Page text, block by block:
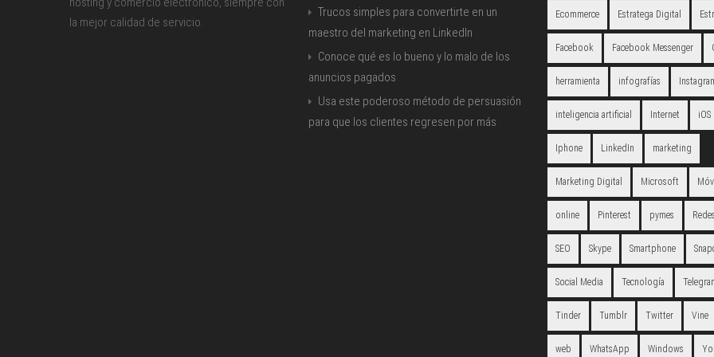
la mejor calidad de servicio.
Trucos simples para convertirte en un
maestro del marketing en LinkedIn
Conoce qué es lo bueno y lo malo de los
anuncios pagados
Usa este poderoso método de persuasión
para que los clientes regresen por más
Ecommerce Estratega Digital
Facebook Facebook Messenger
herramienta infografías
inteligencia artificial Internet iOS
Iphone LinkedIn marketing
Marketing Digital Microsoft
online Pinterest pymes
SEO Skype Smartphone
Social Media Tecnología
Tinder Tumblr Twitter Vine
web WhatsApp Windows